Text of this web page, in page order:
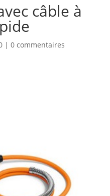
câble à
| 0 commentaires